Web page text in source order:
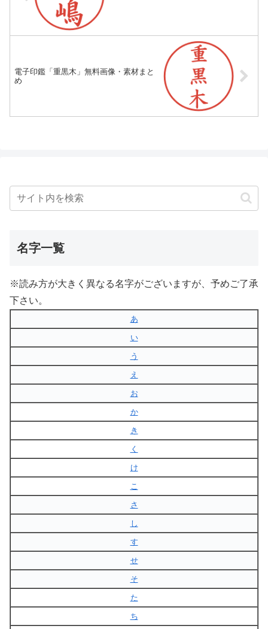
電子印鑑「重黒木」無料画像・素材まと
め
名字一覧
※読み方が大きく異なる名字がございますが、予めご了承
下さい。
あ
い
う
え
お
か
き
く
け
こ
さ
し
す
せ
そ
た
ち